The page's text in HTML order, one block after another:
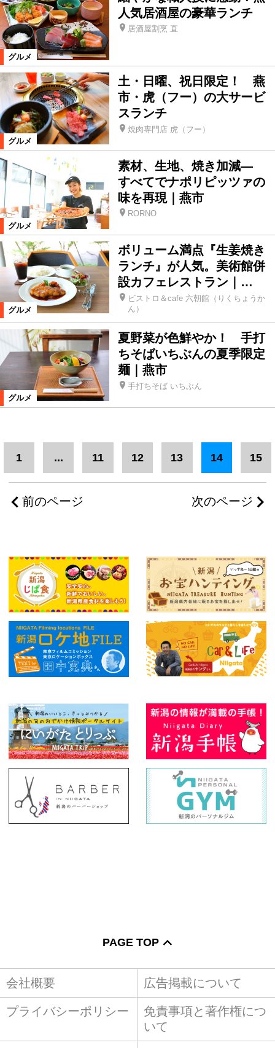
グルメ
人気居酒屋の豪華ランチ
居酒屋割烹 直
グルメ
土・日曜、祝日限定！ 燕
市・虎（フー）の大サービ
スランチ
焼肉専門店 虎（フー）
グルメ
素材、生地、焼き加減―
すべてでナポリピッツァの
味を再現｜燕市
RORNO
グルメ
ボリューム満点『生姜焼き
ランチ』が人気。美術館併
設カフェレストラン｜…
ビストロ＆cafe 六朝館（りくちょうか
ん）
グルメ
夏野菜が色鮮やか！ 手打
ちそばいちぶんの夏季限定
麺｜燕市
手打ちそば いちぶん
前のページ
1 ... 11 12 13 14 15
次のページ
PAGE TOP
会社概要 広告掲載について
プライバシーポリシー
免責事項と著作権につ
いて